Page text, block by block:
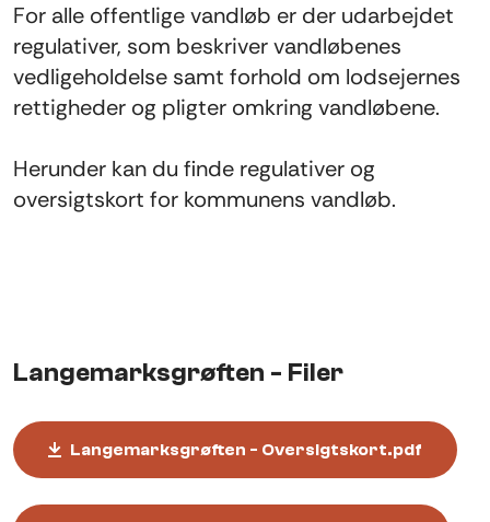
For alle offentlige vandløb er der udarbejdet
regulativer, som beskriver vandløbenes
vedligeholdelse samt forhold om lodsejernes
rettigheder og pligter omkring vandløbene.
Herunder kan du finde regulativer og
oversigtskort for kommunens vandløb.
Langemarksgrøften - Filer
Langemarksgrøften - Oversigtskort.pdf